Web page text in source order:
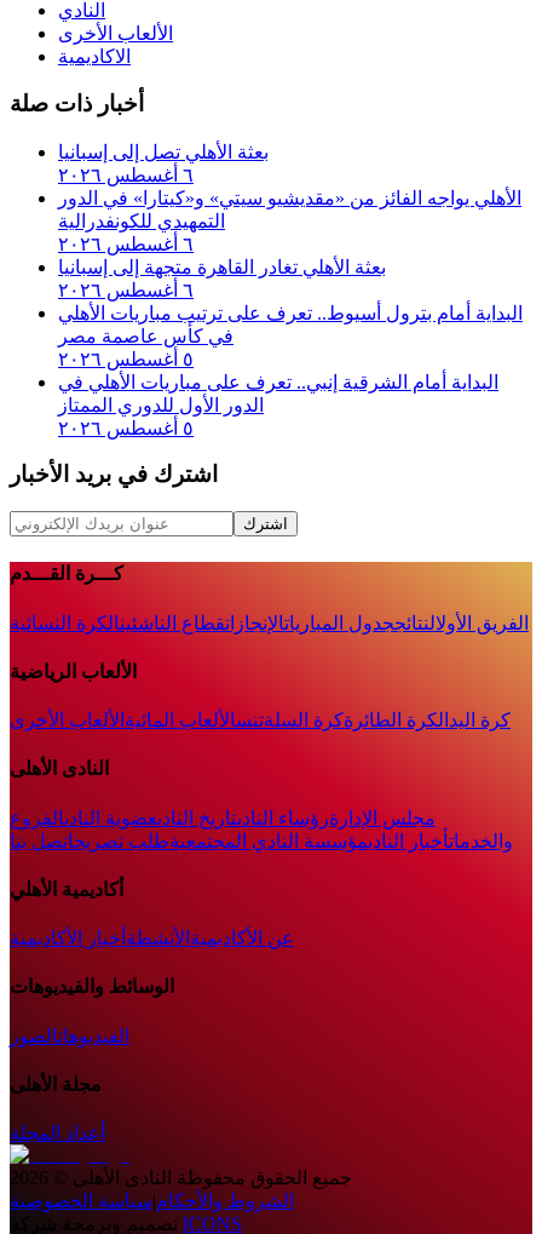
النادي
الألعاب الأخرى
الاكاديمية
أخبار ذات صلة
بعثة الأهلي تصل إلى إسبانيا
٦ أغسطس ٢٠٢٦
الأهلي يواجه الفائز من «مقديشيو سيتي» و«كيتارا» في الدور
التمهيدي للكونفدرالية
٦ أغسطس ٢٠٢٦
بعثة الأهلي تغادر القاهرة متجهة إلى إسبانيا
٦ أغسطس ٢٠٢٦
البداية أمام بترول أسيوط.. تعرف على ترتيب مباريات الأهلي
في كأس عاصمة مصر
٥ أغسطس ٢٠٢٦
البداية أمام الشرقية إنبي.. تعرف على مباريات الأهلي في
الدور الأول للدوري الممتاز
٥ أغسطس ٢٠٢٦
اشترك في بريد الأخبار
اشترك
كـــرة القـــدم
الفريق الأولالنتائججدول المبارياتالإنجازاتقطاع الناشئينالكرة النسائية
الألعاب الرياضية
كرة اليد الكرة الطائرةكرة السلةتنسالألعاب المائية الألعاب الأخرى
النادى الأهلى
مجلس الإدارةرؤساء النادىتاريخ النادىعضوية النادىالفروع
والخدماتأخبار الناديمؤسسة النادي المجتمعيةطلب تصريحاتصل بنا
أكاديمية الأهلي
عن الأكاديمية الأنشطة أخبار الأكاديمية
الوسائط والفيديوهات
الفيديوهاتالصور
مجلة الأهلى
أعداد المجلة
جميع الحقوق محفوظة النادى الأهلى ©
2026
الشروط والأحكام|سياسة الخصوصية
تصميم وبرمجة شركة ICONS